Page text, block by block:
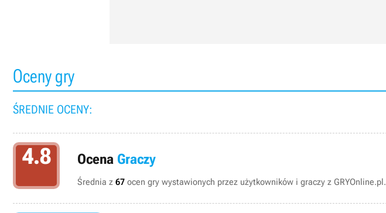
Oceny gry
ŚREDNIE OCENY:
4.8 Ocena Graczy
Średnia z 67 ocen gry wystawionych przez użytkowników i graczy z GRYOnline.pl.